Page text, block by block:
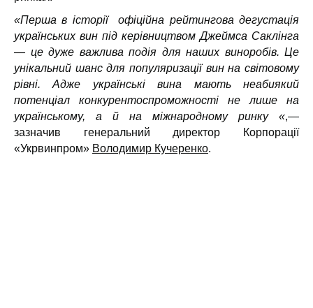
«Перша в історії офіційна рейтингова дегустація
українських вин під керівництвом Джеймса Саклінга
— це дуже важлива подія для наших виноробів. Це
унікальний шанс для популяризації вин на світовому
рівні. Адже українські вина мають неабиякий
потенціал конкурентоспроможності не лише на
українському, а й на міжнародному ринку «,—
зазначив генеральний директор Корпорації
«Укрвинпром» Володимир Кучеренко.